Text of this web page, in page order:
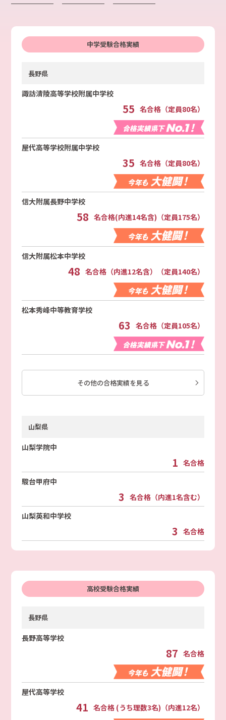
中学受験合格実績
長野県
諏訪清陵高等学校附属中学校
55 名合格（定員80名）
屋代高等学校附属中学校
35 名合格（定員80名）
信大附属長野中学校
58 名合格(内進14名含)（定員175名）
信大附属松本中学校
48 名合格（内進12名含）（定員140名）
松本秀峰中等教育学校
63 名合格（定員105名）
その他の合格実績を見る
山梨県
山梨学院中
1 名合格
駿台甲府中
3
名合格（内進1名含む）
山梨英和中学校
3 名合格
高校受験合格実績
長野県
長野高等学校
87 名合格
屋代高等学校
41 名合格 (うち理数3名)（内進12名）